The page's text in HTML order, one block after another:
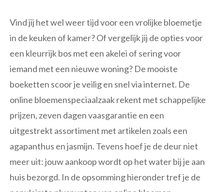
Vind jij het wel weer tijd voor een vrolijke bloemetje
in de keuken of kamer? Of vergelijk jij de opties voor
een kleurrijk bos met een akelei of sering voor
iemand met een nieuwe woning? De mooiste
boeketten scoor je veilig en snel via internet. De
online bloemenspeciaalzaak rekent met schappelijke
prijzen, zeven dagen vaasgarantie en een
uitgestrekt assortiment met artikelen zoals een
agapanthus en jasmijn. Tevens hoef je de deur niet
meer uit: jouw aankoop wordt op het water bij je aan
huis bezorgd. In de opsomming hieronder tref je de